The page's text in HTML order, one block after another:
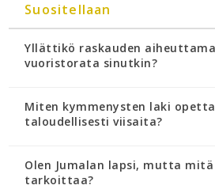
Suositellaan
Yllättikö raskauden
vuoristorata sinutkin?
Miten kymmenysten laki
taloudellisesti viisaita?
Olen Jumalan lapsi, mutta
tarkoittaa?